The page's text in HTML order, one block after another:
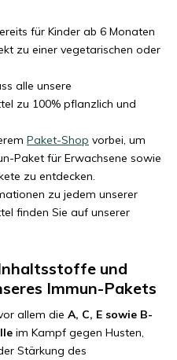
für Kinder ab 6 Monaten
zu einer vegetarischen oder
alle unsere
zu 100% pflanzlich und
Paket-Shop vorbei, um
Paket für Erwachsene sowie
zu entdecken.
zu jedem unserer
finden Sie auf unserer
und
Immun-Pakets
allem die A, C, E sowie B-
im Kampf gegen Husten,
Stärkung des